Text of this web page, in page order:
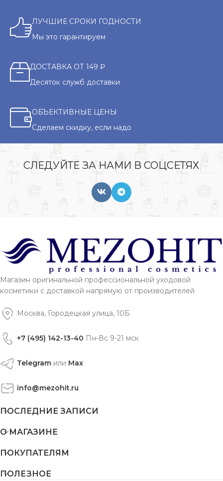
ЛУЧШИЕ СРОКИ ГОДНОСТИ
Мы это гарантируем
ДОСТАВКА ОТ 149 ₽
Десяток служб доставки
ОБЪЕКТИВНЫЕ ЦЕНЫ
Сделаем скидку, если надо
СЛЕДУЙТЕ ЗА НАМИ В СОЦСЕТЯХ
Магазин оригинальной профессиональной уходовой
косметики с доставкой напрямую от производителей
Москва, Городецкая улица, 10Б
+7 (495) 142-13-40 Пн-Вс 9-21 мск
Telegram или Max
info@mezohit.ru
ПОСЛЕДНИЕ ЗАПИСИ
О МАГАЗИНЕ
ПОКУПАТЕЛЯМ
ПОЛЕЗНОЕ